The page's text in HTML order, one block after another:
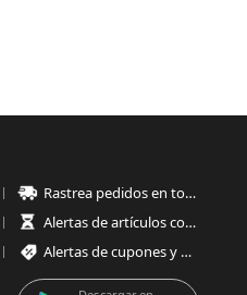
Rastrea pedidos en todo momento
Alertas de artículos con poco stock
Alertas de cupones y ofertas